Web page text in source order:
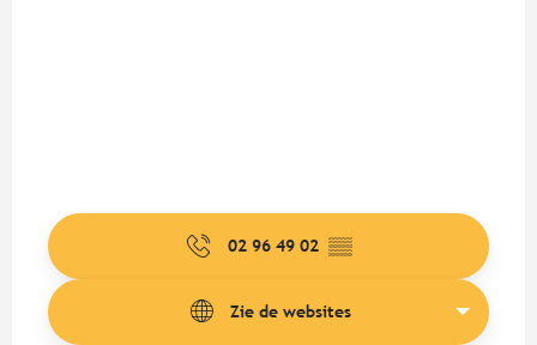
02 96 49 02 ▒▒
Zie de websites